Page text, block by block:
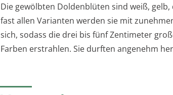
Die gewölbten Doldenblüten sind weiß,
fast allen Varianten werden sie mit
sich, sodass die drei bis fünf Zentimeter
Farben erstrahlen. Sie durften angenehm